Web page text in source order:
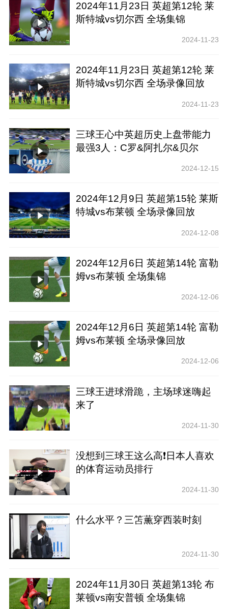
2024年11月23日 英超第12轮 莱
斯特城vs切尔西 全场集锦
2024-11-23
2024年11月23日 英超第12轮 莱
斯特城vs切尔西 全场录像回放
2024-11-23
三球王心中英超历史上盘带能力
最强3人：C罗&阿扎尔&贝尔
2024-12-15
2024年12月9日 英超第15轮 莱斯
特城vs布莱顿 全场录像回放
2024-12-08
2024年12月6日 英超第14轮 富勒
姆vs布莱顿 全场集锦
2024-12-06
2024年12月6日 英超第14轮 富勒
姆vs布莱顿 全场录像回放
2024-12-06
三球王进球滑跪，主场球迷嗨起
来了
2024-11-30
没想到三球王这么高❗️日本人喜欢
的体育运动员排行
2024-11-30
什么水平？三笘薫穿西装时刻
2024-11-30
2024年11月30日 英超第13轮 布
莱顿vs南安普顿 全场集锦